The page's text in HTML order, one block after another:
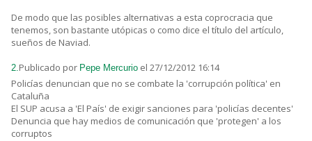
De modo que las posibles alternativas a esta coprocracia que
tenemos, son bastante utópicas o como dice el título del artículo,
sueños de Naviad.
2.Publicado por Pepe Mercurio el 27/12/2012 16:14
Policías denuncian que no se combate la 'corrupción política' en
Cataluña
El SUP acusa a 'El País' de exigir sanciones para 'policías decentes'
Denuncia que hay medios de comunicación que 'protegen' a los
corruptos